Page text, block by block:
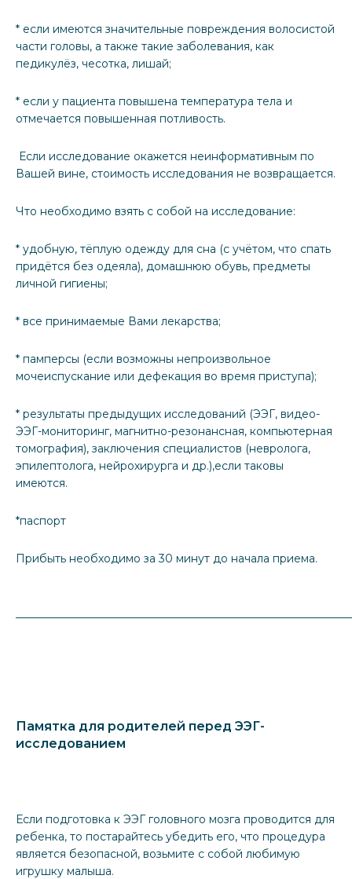
* если имеются значительные повреждения волосистой
части головы, а также такие заболевания, как
педикулёз, чесотка, лишай;
* если у пациента повышена температура тела и
отмечается повышенная потливость.
Если исследование окажется неинформативным по
Вашей вине, стоимость исследования не возвращается.
Что необходимо взять с собой на исследование:
* удобную, тёплую одежду для сна (с учётом, что спать
придётся без одеяла), домашнюю обувь, предметы
личной гигиены;
* все принимаемые Вами лекарства;
* памперсы (если возможны непроизвольное
мочеиспускание или дефекация во время приступа);
* результаты предыдущих исследований (ЭЭГ, видео-
ЭЭГ-мониторинг, магнитно-резонансная, компьютерная
томография), заключения специалистов (невролога,
эпилептолога, нейрохирурга и др.),если таковы
имеются.
*паспорт
Прибыть необходимо за 30 минут до начала приема.
Памятка для родителей перед ЭЭГ-
исследованием
Если подготовка к ЭЭГ головного мозга проводится для
ребенка, то постарайтесь убедить его, что процедура
является безопасной, возьмите с собой любимую
игрушку малыша.